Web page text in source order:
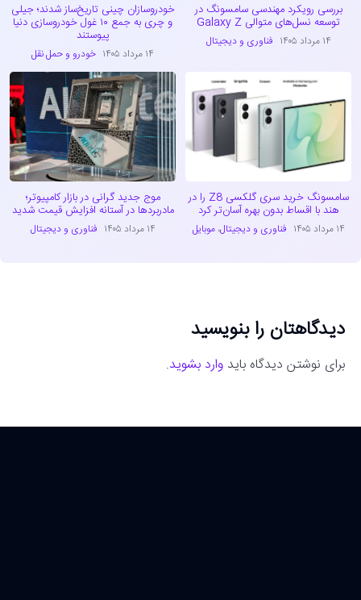
بررسی رویکرد مهندسی سامسونگ در
توسعه نسل‌های متوالی Galaxy Z
۱۴ مرداد ۱۴۰۵ فناوری و دیجیتال
خودروسازان چینی تاریخ‌ساز شدند؛ جیلی
و چری به جمع ۱۰ غول خودروسازی دنیا
پیوستند
۱۴ مرداد ۱۴۰۵ خودرو و حمل نقل
سامسونگ خرید سری گلکسی Z8 را در
هند با اقساط بدون بهره آسان‌تر کرد
۱۴ مرداد ۱۴۰۵ فناوری و دیجیتال،موبایل
موج جدید گرانی در بازار کامپیوتر؛
مادربردها در آستانه افزایش قیمت شدید
۱۴ مرداد ۱۴۰۵ فناوری و دیجیتال
دیدگاهتان را بنویسید
برای نوشتن دیدگاه باید وارد بشوید.